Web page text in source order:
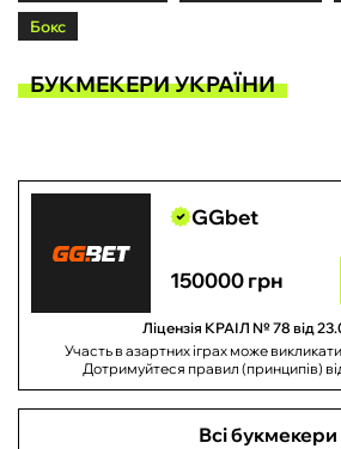
Бокс
БУКМЕКЕРИ УКРАЇНИ
GGbet
150000 грн
Ліцензія КРАІЛ № 78 від
Участь в азартних іграх може
Дотримуйтеся правил (принципів)
Всі букмекери